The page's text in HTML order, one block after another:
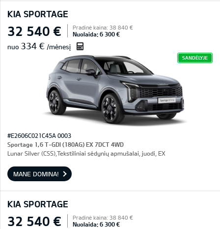
KIA SPORTAGE
32 540 € Pradinė kaina: 38 840 €
Nuolaida: 6 300 €
nuo 334 € /mėnesį
SANDĖLYJE
#E2606C021C45A 0003
Sportage 1,6 T-GDI (180AG) EX 7DCT 4WD
Lunar Silver (CSS),Tekstiliniai sėdynių apmušalai, juodi, EX
MANE DOMINA!
KIA SPORTAGE
32 540 € Pradinė kaina: 38 840 €
Nuolaida: 6 300 €